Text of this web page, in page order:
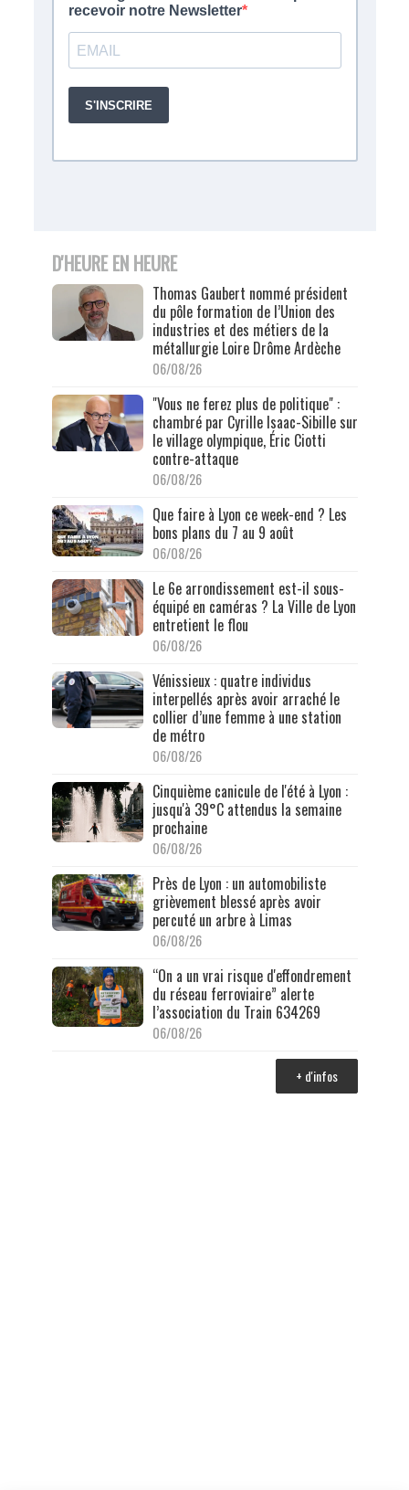
D'HEURE EN HEURE
Thomas Gaubert nommé président
du pôle formation de l’Union des
industries et des métiers de la
métallurgie Loire Drôme Ardèche
06/08/26
"Vous ne ferez plus de politique" :
chambré par Cyrille Isaac-Sibille sur
le village olympique, Éric Ciotti
contre-attaque
06/08/26
Que faire à Lyon ce week-end ? Les
bons plans du 7 au 9 août
06/08/26
Le 6e arrondissement est-il sous-
équipé en caméras ? La Ville de Lyon
entretient le flou
06/08/26
Vénissieux : quatre individus
interpellés après avoir arraché le
collier d’une femme à une station
de métro
06/08/26
Cinquième canicule de l'été à Lyon :
jusqu'à 39°C attendus la semaine
prochaine
06/08/26
Près de Lyon : un automobiliste
grièvement blessé après avoir
percuté un arbre à Limas
06/08/26
“On a un vrai risque d'effondrement
du réseau ferroviaire” alerte
l’association du Train 634269
06/08/26
+ d'infos